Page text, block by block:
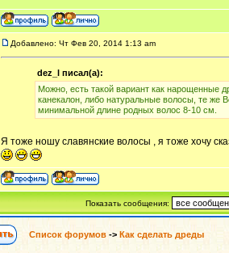
Добавлено: Чт Фев 20, 2014 1:13 am
dez_l писал(а):
Можно, есть такой вариант как нарощенные
канекалон, либо натуральные волосы, те же
минимальной длине родных волос 8-10 см.
Я тоже ношу славянские волосы , я тоже хочу
Показать сообщения:
Список форумов -> Как сделать дреды